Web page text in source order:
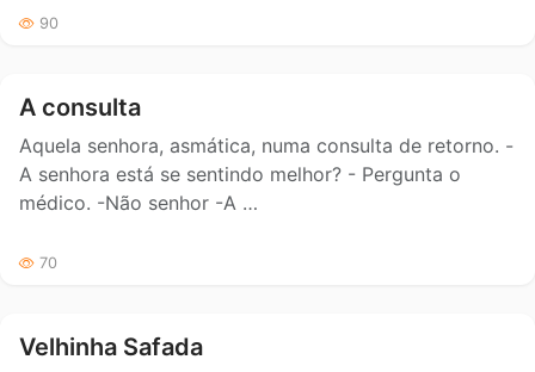
90
A consulta
Aquela senhora, asmática, numa consulta de retorno. -
A senhora está se sentindo melhor? - Pergunta o
médico. -Não senhor -A …
70
Velhinha Safada